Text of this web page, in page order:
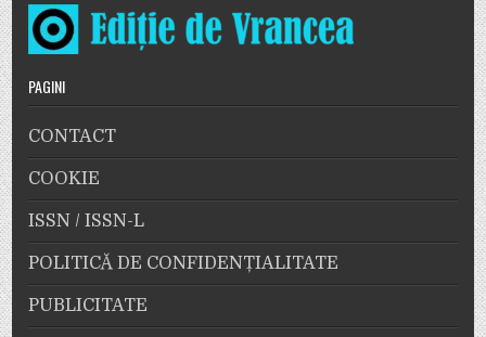
PAGINI
CONTACT
COOKIE
ISSN / ISSN-L
POLITICĂ DE CONFIDENȚIALITATE
PUBLICITATE